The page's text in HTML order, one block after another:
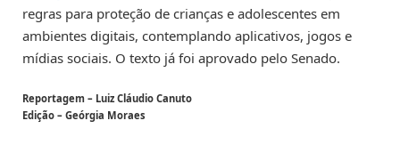
regras para proteção de crianças e adolescentes em
ambientes digitais, contemplando aplicativos, jogos e
mídias sociais. O texto já foi aprovado pelo Senado.
Reportagem – Luiz Cláudio Canuto
Edição – Geórgia Moraes